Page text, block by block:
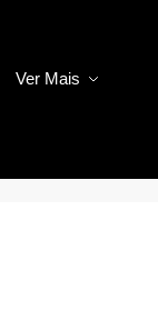
Ver Mais